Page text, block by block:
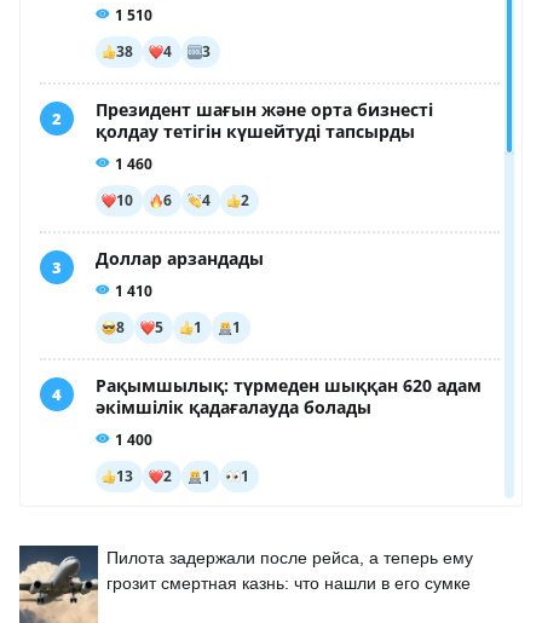
Пилота задержали после рейса, а теперь ему
грозит смертная казнь: что нашли в его сумке